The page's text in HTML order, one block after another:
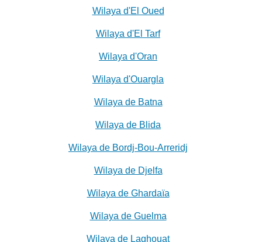
Wilaya d'El Oued
Wilaya d'El Tarf
Wilaya d'Oran
Wilaya d'Ouargla
Wilaya de Batna
Wilaya de Blida
Wilaya de Bordj-Bou-Arreridj
Wilaya de Djelfa
Wilaya de Ghardaïa
Wilaya de Guelma
Wilaya de Laghouat